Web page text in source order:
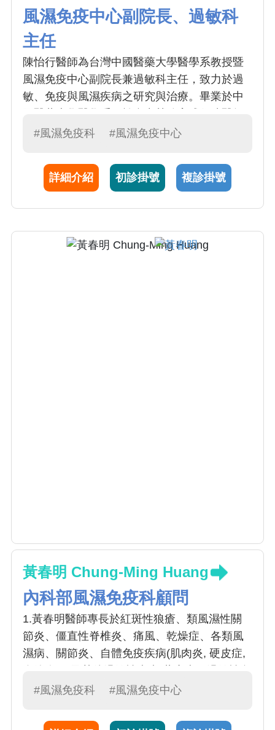
風濕免疫中心副院長、過敏科
主任
陳怡行醫師為台灣中國醫藥大學醫學系教授暨
風濕免疫中心副院長兼過敏科主任，致力於過
敏、免疫與風濕疾病之研究與治療。畢業於中
與專科訓練，2004-2009年獲東海大學分子過敏
學院進修。歷任台中榮總過敏免疫風濕科主
任、內科部副部主任，並曾任中華民國免疫學
親切，2009年榮獲商業周刊台灣百大良醫。
#風濕免疫科 #風濕免疫中心
詳細介紹 初診掛號 複診掛號
黃春明 Chung-Ming Huang
內科部風濕免疫科顧問
1.黃春明醫師專長於紅斑性狼瘡、類風濕性關
節炎、僵直性脊椎炎、痛風、乾燥症、各類風
濕病、關節炎、自體免疫疾病(肌肉炎, 硬皮症,
炎、氣喘....) 2.風濕免疫疾病重要在於早期診
類風濕性關節炎、紅斑性狼瘡和僵直性脊椎炎
#風濕免疫科 #風濕免疫中心